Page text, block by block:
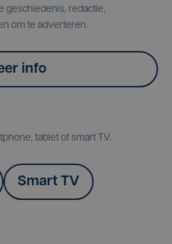
geschiedenis, redactie,
om te adverteren.
info
tablet of smart TV.
Smart TV